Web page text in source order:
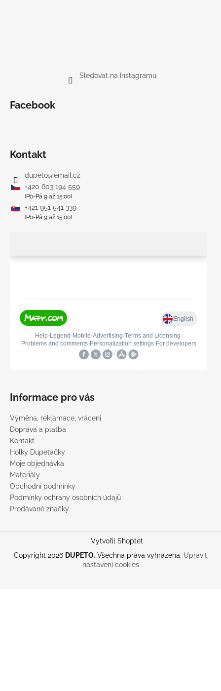
Sledovat na Instagramu
Facebook
Kontakt
dupeto@email.cz
+420 603 194 559
(Po-Pá 9 až 15:00)
+421 951 541 339
(Po-Pá 9 až 15:00)
Informace pro vás
Výměna, reklamace, vrácení
Doprava a platba
Kontakt
Holky Dupeťačky
Moje objednávka
Materiály
Obchodní podmínky
Podmínky ochrany osobních údajů
Prodávané značky
Vytvořil Shoptet
Copyright 2026 DUPETO. Všechna práva vyhrazena. Upravit
nastavení cookies